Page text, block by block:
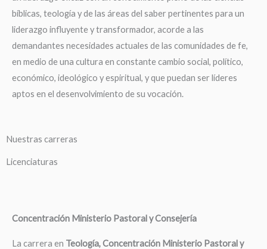
bíblicas, teología y de las áreas del saber pertinentes para un
liderazgo influyente y transformador, acorde a las
demandantes necesidades actuales de las comunidades de fe,
en medio de una cultura en constante cambio social, político,
económico, ideológico y espiritual, y que puedan ser líderes
aptos en el desenvolvimiento de su vocación.
Nuestras carreras
Licenciaturas
Concentración Ministerio Pastoral y Consejería
La carrera en Teología, Concentración Ministerio Pastoral y